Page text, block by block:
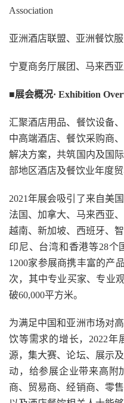
Association
亚洲酒店联盟、亚洲餐饮
宁夏商务厅展团、马来西亚
■展会概况· Exhibition
汇聚酒店用品、餐饮设备
中高端酒店、餐饮采购商
解决方案，共筑国内及国
部地区酒店及餐饮业年度贸
2021年展会吸引了来自美
法国、加拿大、马来西亚
越南、新加坡、西班牙、
印尼、台湾和香港等28个
1200家参展商携丰富的产
次，其中专业买家、专业
破60,000平方米。
为满足中国和亚洲市场对
饮等需求的增长，2022年
源，集大赛、论坛、展示
动，给参展企业带来高附
商、贸易商、经销商、零